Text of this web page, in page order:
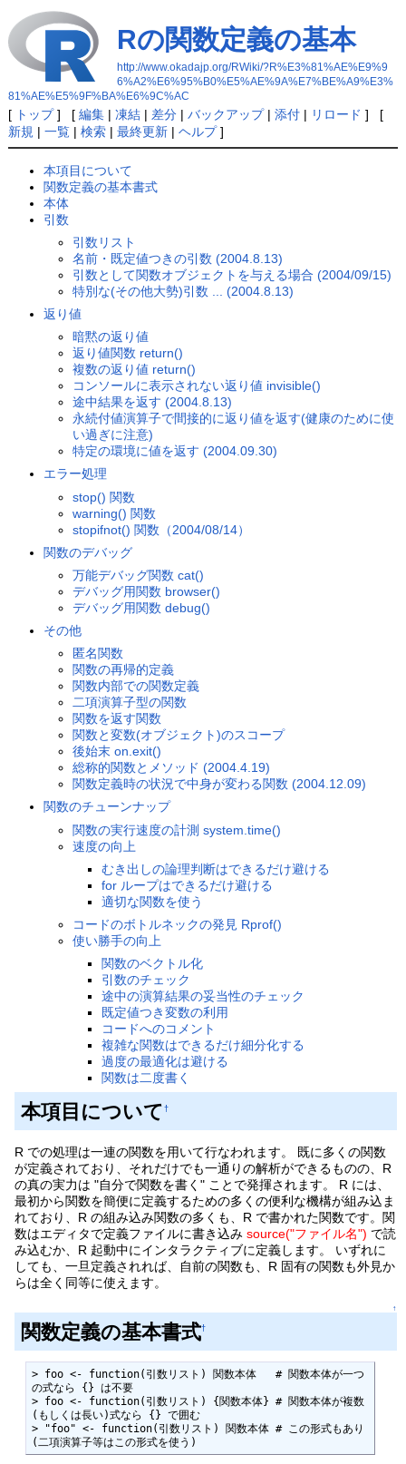
Rの関数定義の基本
http://www.okadajp.org/RWiki/?R%E3%81%AE%E9%9
6%A2%E6%95%B0%E5%AE%9A%E7%BE%A9%E3%
81%AE%E5%9F%BA%E6%9C%AC
[ トップ] [ 編集| 凍結| 差分| バックアップ| 添付| リロード ] [
新規 | 一覧| 検索| 最終更新| ヘルプ]
本項目について
関数定義の基本書式
本体
引数
引数リスト
名前・既定値つきの引数 (2004.8.13)
引数として関数オブジェクトを与える場合 (2004/09/15)
特別な(その他大勢)引数 ... (2004.8.13)
返り値
暗黙の返り値
返り値関数 return()
複数の返り値 return()
コンソールに表示されない返り値 invisible()
途中結果を返す (2004.8.13)
永続付値演算子で間接的に返り値を返す(健康のために使
い過ぎに注意)
特定の環境に値を返す (2004.09.30)
エラー処理
stop() 関数
warning() 関数
stopifnot() 関数（2004/08/14）
関数のデバッグ
万能デバッグ関数 cat()
デバッグ用関数 browser()
デバッグ用関数 debug()
その他
匿名関数
関数の再帰的定義
関数内部での関数定義
二項演算子型の関数
関数を返す関数
関数と変数(オブジェクト)のスコープ
後始末 on.exit()
総称的関数とメソッド (2004.4.19)
関数定義時の状況で中身が変わる関数 (2004.12.09)
関数のチューンナップ
関数の実行速度の計測 system.time()
速度の向上
むき出しの論理判断はできるだけ避ける
for ループはできるだけ避ける
適切な関数を使う
コードのボトルネックの発見 Rprof()
使い勝手の向上
関数のベクトル化
引数のチェック
途中の演算結果の妥当性のチェック
既定値つき変数の利用
コードへのコメント
複雑な関数はできるだけ細分化する
過度の最適化は避ける
関数は二度書く
本項目について †
R での処理は一連の関数を用いて行なわれます。 既に多くの関数
が定義されており、それだけでも一通りの解析ができるものの、R
の真の実力は "自分で関数を書く" ことで発揮されます。 R には、
最初から関数を簡便に定義するための多くの便利な機構が組み込ま
れており、R の組み込み関数の多くも、R で書かれた関数です。関
数はエディタで定義ファイルに書き込みsource("ファイル名") で読
み込むか、R 起動中にインタラクティブに定義します。 いずれに
しても、一旦定義されれば、自前の関数も、R 固有の関数も外見か
らは全く同等に使えます。
↑
関数定義の基本書式†
> foo <- function(引数リスト) 関数本体   # 関数本体が一つ
の式なら {} は不要
> foo <- function(引数リスト) {関数本体} # 関数本体が複数
(もしくは長い)式なら {} で囲む
> "foo" <- function(引数リスト) 関数本体 # この形式もあり
(二項演算子等はこの形式を使う)